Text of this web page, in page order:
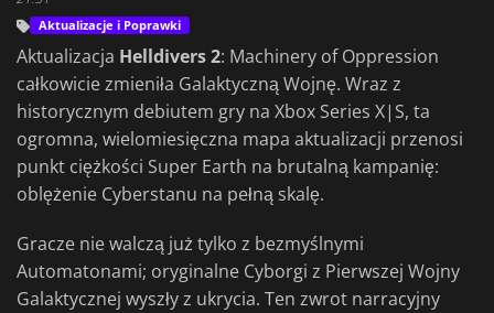
Aktualizacje i Poprawki
Aktualizacja Helldivers 2: Machinery of Oppression
całkowicie zmieniła Galaktyczną Wojnę. Wraz z
historycznym debiutem gry na Xbox Series X|S, ta
ogromna, wielomiesięczna mapa aktualizacji przenosi
punkt ciężkości Super Earth na brutalną kampanię:
oblężenie Cyberstanu na pełną skalę.
Gracze nie walczą już tylko z bezmyślnymi
Automatonami; oryginalne Cyborgi z Pierwszej Wojny
Galaktycznej wyszły z ukrycia. Ten zwrot narracyjny